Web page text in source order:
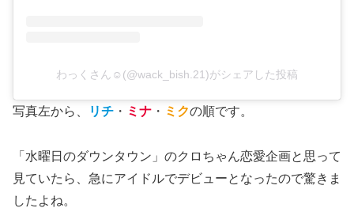
わっくさん☺︎(@wack_bish.21)がシェアした投稿
写真左から、 リチ ・ ミナ ・ ミクの順です。
「水曜日のダウンタウン」のクロちゃん恋愛企画と思って
見ていたら、急にアイドルでデビューとなったので驚きま
したよね。